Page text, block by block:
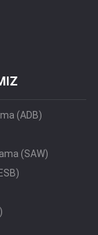
(ADB)
(SAW)